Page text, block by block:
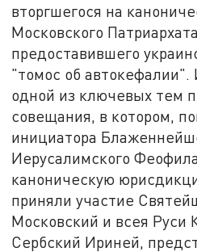
вторгшегося на
Московского
предоставившего
"томос об автокефалии".
одной из ключевых тем
совещания, в котором,
инициатора
Иерусалимского
каноническую
приняли участие
Московский и всея Руси
Сербский Ириней,